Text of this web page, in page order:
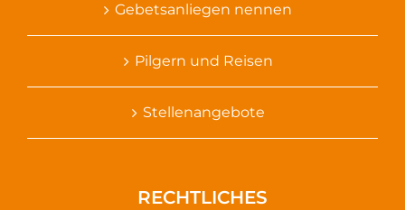
Gebetsanliegen nennen
Pilgern und Reisen
Stellenangebote
RECHTLICHES